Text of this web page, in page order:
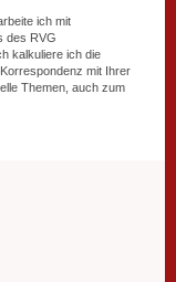
ich mit
des RVG
kalkuliere ich die
mit Ihrer
Themen, auch zum